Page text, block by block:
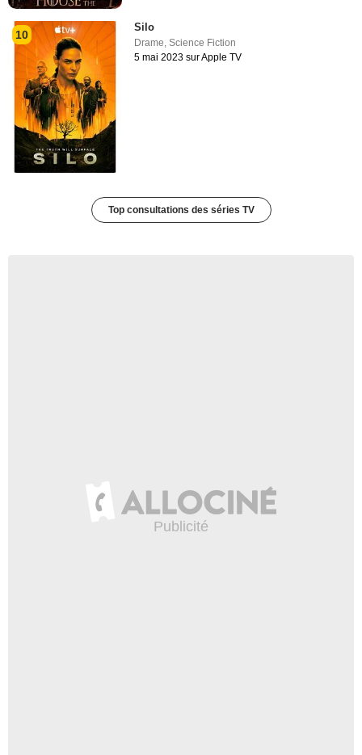
10
Silo
Drame,Science Fiction
5 mai 2023 sur Apple TV
Top consultations des séries TV